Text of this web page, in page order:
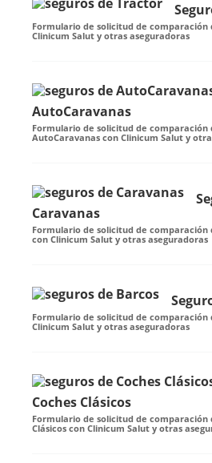
Formulario de solicitud de comparación
Clinicum Salut y otras aseguradoras
AutoCaravanas
Formulario de solicitud de comparación
AutoCaravanas con Clinicum Salut y
Caravanas
Formulario de solicitud de comparación
con Clinicum Salut y otras aseguradoras
Formulario de solicitud de comparación
Clinicum Salut y otras aseguradoras
Coches Clásicos
Formulario de solicitud de comparación
Clásicos con Clinicum Salut y otras